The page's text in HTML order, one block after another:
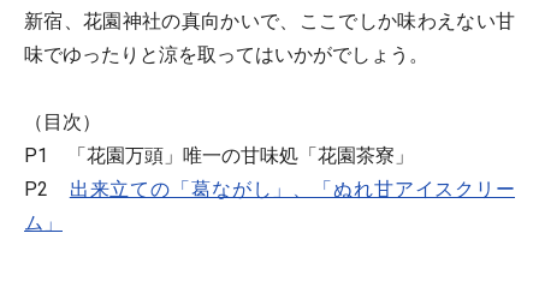
新宿、花園神社の真向かいで、ここでしか味わえない甘
味でゆったりと涼を取ってはいかがでしょう。
（目次）
P1 「花園万頭」唯一の甘味処「花園茶寮」
P2 出来立ての「葛ながし」、「ぬれ甘アイスクリー
ム」